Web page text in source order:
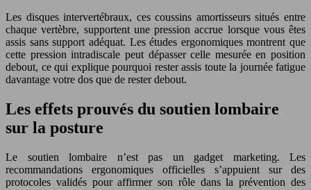
Les disques intervertébraux, ces coussins amortisseurs situés entre
chaque vertèbre, supportent une pression accrue lorsque vous êtes
assis sans support adéquat. Les études ergonomiques montrent que
cette pression intradiscale peut dépasser celle mesurée en position
debout, ce qui explique pourquoi rester assis toute la journée fatigue
davantage votre dos que de rester debout.
Les effets prouvés du soutien lombaire
sur la posture
Le soutien lombaire n’est pas un gadget marketing. Les
recommandations ergonomiques officielles s’appuient sur des
protocoles validés pour affirmer son rôle dans la prévention des